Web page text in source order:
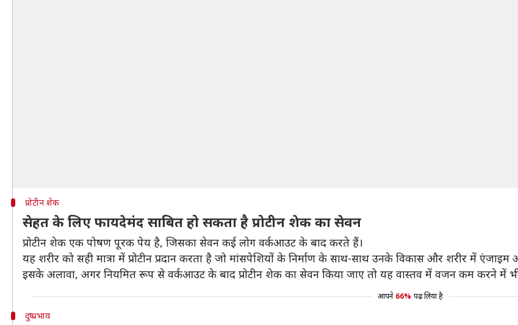
प्रोटीन शेक
सेहत के लिए फायदेमंद साबित हो सकता है प्रोटीन शेक का सेवन
प्रोटीन शेक एक पोषण पूरक पेय है, जिसका सेवन कई लोग वर्कआउट के बाद करते हैं।
यह शरीर को सही मात्रा में प्रोटीन प्रदान करता है जो मांसपेशियों के निर्माण के साथ-साथ उनके विकास और शरीर में
इसके अलावा, अगर नियमित रूप से वर्कआउट के बाद प्रोटीन शेक का सेवन किया जाए तो यह वास्तव में वजन कम करने में
आपने 66% पढ़ लिया है
दुष्प्रभाव